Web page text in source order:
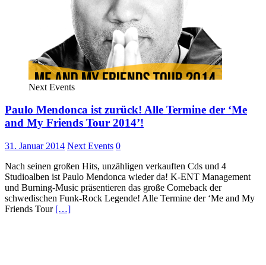
Next Events
Paulo Mendonca ist zurück! Alle Termine der ‘Me
and My Friends Tour 2014’!
31. Januar 2014 Next Events 0
Nach seinen großen Hits, unzähligen verkauften Cds und 4
Studioalben ist Paulo Mendonca wieder da! K-ENT Management
und Burning-Music präsentieren das große Comeback der
schwedischen Funk-Rock Legende! Alle Termine der ‘Me and My
Friends Tour […]